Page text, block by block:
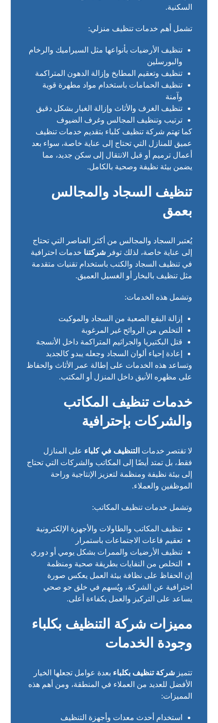
السكنية.
تشمل أهم خدمات تنظيف منزلي:
تنظيف الأرضيات بأنواعها مثل السيراميك والرخام
والبورسلين
تنظيف وتعقيم المطابخ وإزالة الدهون المتراكمة
تنظيف الحمامات باستخدام مواد مطهرة قوية
وآمنة
تنظيف الغرف والأثاث وإزالة الغبار بشكل دقيق
ترتيب وتنظيف المجالس وغرف الضيوف
كما تهتم شركة تنظيف كلباء بتقديم خدمات تنظيف
عميق للمنازل التي تحتاج إلى عناية خاصة، سواء بعد
أعمال ترميم أو قبل الانتقال إلى سكن جديد، مما
يضمن بيئة نظيفة وصحية بالكامل.
تنظيف السجاد والمجالس
بعمق
يُعتبر السجاد والمجالس من أكثر العناصر التي تحتاج
إلى عناية خاصة، لذلك توفرشركتنا خدمات احترافية
في تنظيف السجاد والكنب باستخدام تقنيات متقدمة
مثل تنظيف بالبخار أو الغسيل العميق.
وتشمل هذه الخدمات:
إزالة البقع الصعبة من السجاد والموكيت
التخلص من الروائح غير المرغوبة
قتل البكتيريا والجراثيم المتراكمة داخل الأنسجة
إعادة إحياء ألوان السجاد وجعله يبدو كالجديد
وتساعد هذه الخدمات على إطالة عمر الأثاث والحفاظ
على مظهره الأنيق داخل المنزل أو المكتب.
خدمات تنظيف المكاتب
والشركات بإحترافية
لا تقتصر خدمات التنظيف في كلباء على المنازل
فقط، بل تمتد أيضًا إلى المكاتب والشركات التي تحتاج
إلى بيئة نظيفة ومنظمة لتعزيز الإنتاجية وراحة
الموظفين والعملاء.
وتشمل خدمات تنظيف المكاتب:
تنظيف المكاتب والطاولات والأجهزة الإلكترونية
تعقيم قاعات الاجتماعات باستمرار
تنظيف الأرضيات والممرات بشكل يومي أو دوري
التخلص من النفايات بطريقة صحية ومنظمة
إن الحفاظ على نظافة بيئة العمل يعكس صورة
احترافية عن الشركة، ويُسهم في خلق جو صحي
يساعد على التركيز والعمل بكفاءة أعلى.
مميزات شركة التنظيف بكلباء
وجودة الخدمات
تتميزشركة تنظيف بكلباء بعدة عوامل تجعلها الخيار
الأفضل للعديد من العملاء في المنطقة، ومن أهم هذه
المميزات:
استخدام أحدث معدات وأجهزة التنظيف